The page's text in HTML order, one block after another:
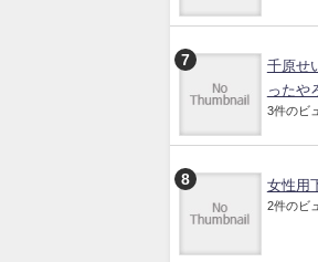
千原せ
ったや
3件のビ
女性用
2件のビ